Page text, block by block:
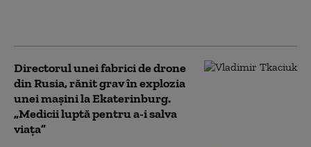
Directorul unei fabrici de drone
din Rusia, rănit grav în explozia
unei maşini la Ekaterinburg.
„Medicii luptă pentru a-i salva
viaţa”